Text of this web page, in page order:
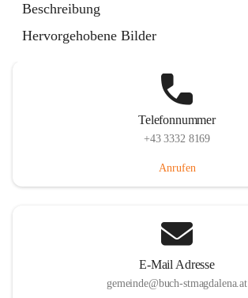
Beschreibung
Hervorgehobene Bilder
Telefonnummer
+43 3332 8169
Anrufen
E-Mail Adresse
gemeinde@buch-stmagdalena.at